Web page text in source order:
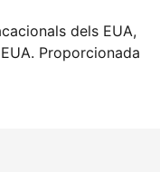
dels EUA,
Proporcionada